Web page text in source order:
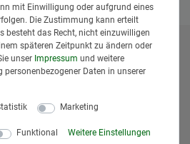
Mehrwertsteuer und
. Der Versand erfolgt bei vielen
bis 14 Uhr und Sofortbezahlung
gleichen Werktag. Die angegebenen
innerhalb Deutschlands.
beziehen sich auf den
mit Einwilligung oder aufgrund eines
Die Zustimmung kann erteilt
besteht das Recht, nicht einzuwilligen
späteren Zeitpunkt zu ändern oder
unser Impressum und weitere
personenbezogener Daten in unserer
Marketing
Funktional Weitere Einstellungen